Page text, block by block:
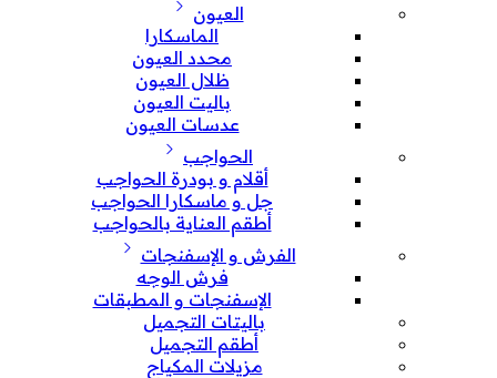
العيون
الماسكارا
محدد العيون
ظلال العيون
باليت العيون
عدسات العيون
الحواجب
أقلام و بودرة الحواجب
جل و ماسكارا الحواجب
أطقم العناية بالحواجب
الفرش و الإسفنجات
فرش الوجه
الإسفنجات و المطبقات
باليتات التجميل
أطقم التجميل
مزيلات المكياج